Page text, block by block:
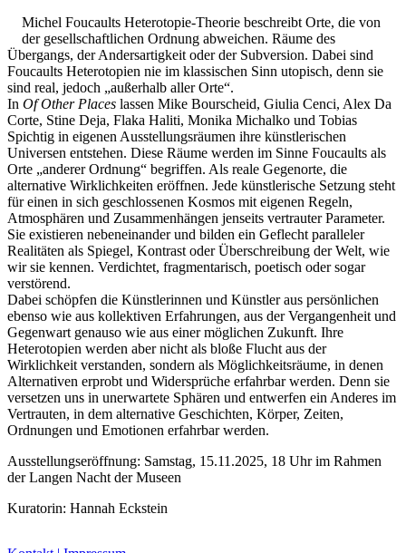
Buchtipps von Prof. Uli Rothfuss
Harald Schwiers
Buchbesprechungen von Harald Schwiers
Haralds Streifzüge
Hörtipps von Harald Schwiers
Kunstausflüge mit Sigrid Balke
Marc Peschke – Out of The Länd
Michel Foucaults Heterotopie-Theorie beschreibt Orte, die von
der gesellschaftlichen Ordnung abweichen. Räume des
Übergangs, der Andersartigkeit oder der Subversion. Dabei sind
Foucaults Heterotopien nie im klassischen Sinn utopisch, denn sie
sind real, jedoch „außerhalb aller Orte“.
In Of Other Places lassen Mike Bourscheid, Giulia Cenci, Alex Da
Corte, Stine Deja, Flaka Haliti, Monika Michalko und Tobias
Spichtig in eigenen Ausstellungsräumen ihre künstlerischen
Universen entstehen. Diese Räume werden im Sinne Foucaults als
Orte „anderer Ordnung“ begriffen. Als reale Gegenorte, die
alternative Wirklichkeiten eröffnen. Jede künstlerische Setzung steht
für einen in sich geschlossenen Kosmos mit eigenen Regeln,
Atmosphären und Zusammenhängen jenseits vertrauter Parameter.
Sie existieren nebeneinander und bilden ein Geflecht paralleler
Realitäten als Spiegel, Kontrast oder Überschreibung der Welt, wie
wir sie kennen. Verdichtet, fragmentarisch, poetisch oder sogar
verstörend.
Dabei schöpfen die Künstlerinnen und Künstler aus persönlichen
ebenso wie aus kollektiven Erfahrungen, aus der Vergangenheit und
Gegenwart genauso wie aus einer möglichen Zukunft. Ihre
Heterotopien werden aber nicht als bloße Flucht aus der
Wirklichkeit verstanden, sondern als Möglichkeitsräume, in denen
Alternativen erprobt und Widersprüche erfahrbar werden. Denn sie
versetzen uns in unerwartete Sphären und entwerfen ein Anderes im
Vertrauten, in dem alternative Geschichten, Körper, Zeiten,
Ordnungen und Emotionen erfahrbar werden.
Ausstellungseröffnung: Samstag, 15.11.2025, 18 Uhr im Rahmen
der Langen Nacht der Museen
Kuratorin: Hannah Eckstein